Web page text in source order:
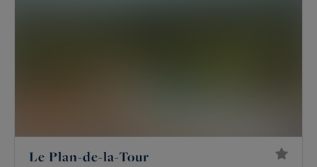
Le Plan-de-la-Tour